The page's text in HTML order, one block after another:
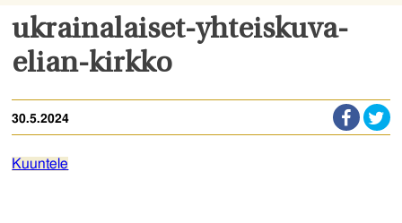
Kirkot
Apua & tukea
Hautausmaa
Yhteystiedot
ukrainalaiset-yhteiskuva-
elian-kirkko
30.5.2024
Kuuntele